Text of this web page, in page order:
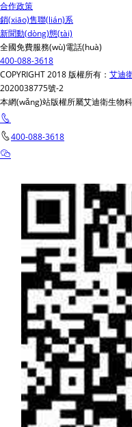
合作政策
銷(xiāo)售聯(lián)系
新聞動(dòng)態(tài)
全國免費服務(wù)電話(huà)
400-088-3618
COPYRIGHT 2018 版權所有： 艾迪
2020038775號-2
本網(wǎng)站版權所屬艾迪衛生物科
400-088-3618